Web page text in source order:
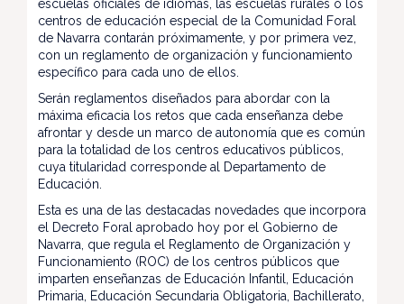
escuelas oficiales de idiomas, las escuelas rurales o los
centros de educación especial de la Comunidad Foral
de Navarra contarán próximamente, y por primera vez,
con un reglamento de organización y funcionamiento
específico para cada uno de ellos.
Serán reglamentos diseñados para abordar con la
máxima eficacia los retos que cada enseñanza debe
afrontar y desde un marco de autonomía que es común
para la totalidad de los centros educativos públicos,
cuya titularidad corresponde al Departamento de
Educación.
Esta es una de las destacadas novedades que incorpora
el Decreto Foral aprobado hoy por el Gobierno de
Navarra, que regula el Reglamento de Organización y
Funcionamiento (ROC) de los centros públicos que
imparten enseñanzas de Educación Infantil, Educación
Primaria, Educación Secundaria Obligatoria, Bachillerato,